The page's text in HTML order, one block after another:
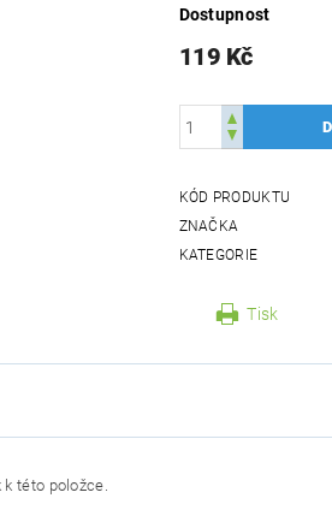
Dostupnost
119 Kč
KÓD PRODUKTU
ZNAČKA
KATEGORIE
Tisk
k této položce.